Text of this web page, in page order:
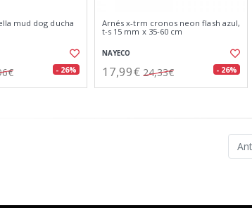
mud dog ducha
- 26%
Arnés x-trm cronos neon flash azul,
t-s 15 mm x 35-60 cm
NAYECO
17,99€ 24,33€ - 26%